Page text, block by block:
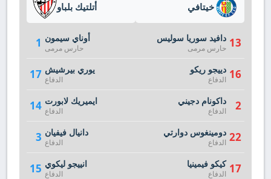
أتلتيك بلباو
1 أوناي سيمون
حارس مرمى
17 يوري بيرشيش
الدفاع
14 ايميريك لابورت
الدفاع
3 دانيال فيفيان
الدفاع
15 انييجو ليكوي
الدفاع
خيتافي
13 دافيد سوريا سوليس
حارس مرمى
16 دييجو ريكو
الدفاع
2 داكونام دجيني
الدفاع
22 دومينغوس دوارتي
الدفاع
17 كيكو فيمينيا
الدفاع